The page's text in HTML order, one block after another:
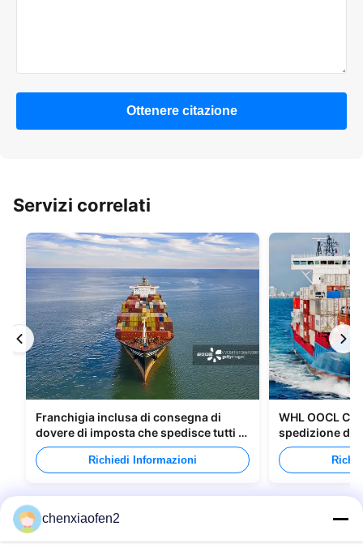
Ottenere citazione
Servizi correlati
Franchigia inclusa di consegna di
dovere di imposta che spedisce tutti i
tipi di imballaggi
Richiedi Informazioni
WHL OOCL
spedizione di
Canada
chenxiaofen2